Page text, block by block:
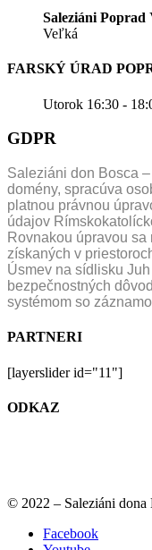
Saleziáni Poprad
Veľká
FARSKÝ ÚRAD
Utorok 16:30 -
GDPR
Saleziáni don Bosca
domény, spracúva
platnou právnou
údajov
Rovnakou úpravou
získaných v
Úsmev na sídlisku
bezpečnostných
systémom so
PARTNERI
[layerslider id="11"]
ODKAZ
© 2022 – Saleziáni dona
Facebook